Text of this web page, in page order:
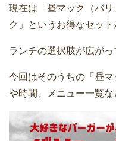
現在は「昼マック（バ
ク」というお得なセット
ランチの選択肢が広がっ
今回はそのうちの「昼
や時間、メニュー一覧な